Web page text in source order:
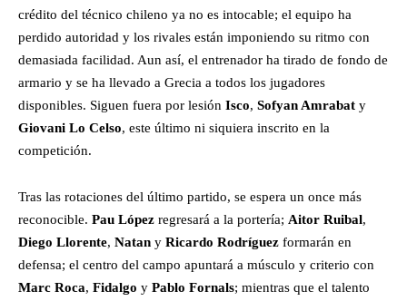
crédito del técnico chileno ya no es intocable; el equipo ha
perdido autoridad y los rivales están imponiendo su ritmo con
demasiada facilidad. Aun así, el entrenador ha tirado de fondo de
armario y se ha llevado a Grecia a todos los jugadores
disponibles. Siguen fuera por lesión Isco, Sofyan Amrabat y
Giovani Lo Celso, este último ni siquiera inscrito en la
competición.
Tras las rotaciones del último partido, se espera un once más
reconocible. Pau López regresará a la portería; Aitor Ruibal,
Diego Llorente, Natan y Ricardo Rodríguez formarán en
defensa; el centro del campo apuntará a músculo y criterio con
Marc Roca, Fidalgo y Pablo Fornals; mientras que el talento